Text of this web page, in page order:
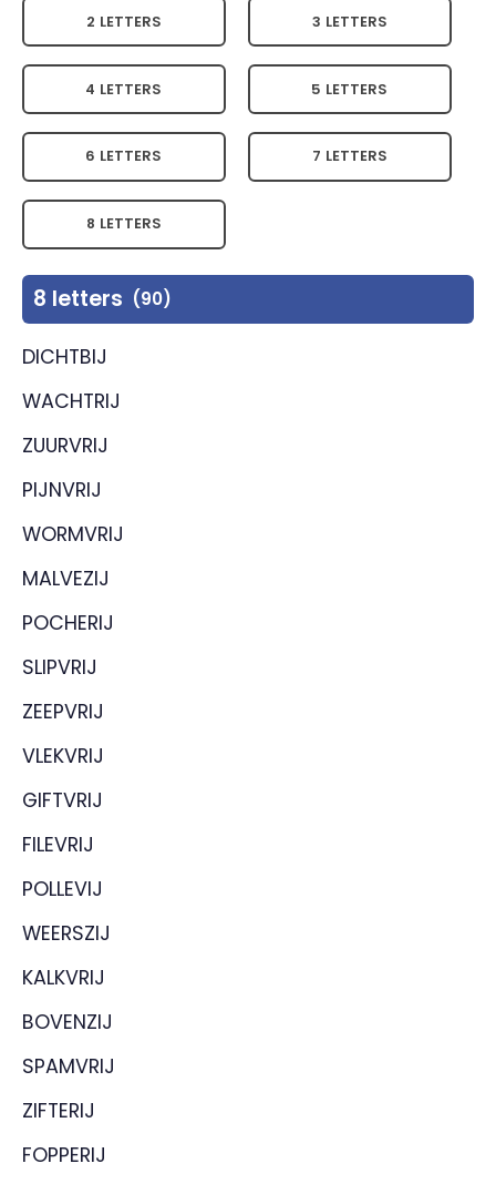
2 LETTERS 3 LETTERS
4 LETTERS 5 LETTERS
6 LETTERS 7 LETTERS
8 LETTERS
8 letters (90)
DICHTBIJ
WACHTRIJ
ZUURVRIJ
PIJNVRIJ
WORMVRIJ
MALVEZIJ
POCHERIJ
SLIPVRIJ
ZEEPVRIJ
VLEKVRIJ
GIFTVRIJ
FILEVRIJ
POLLEVIJ
WEERSZIJ
KALKVRIJ
BOVENZIJ
SPAMVRIJ
ZIFTERIJ
FOPPERIJ